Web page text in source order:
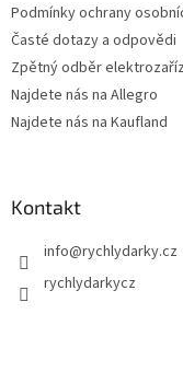
Podmínky ochrany
Časté dotazy a odpovědi
Zpětný odběr
Najdete nás na Allegro
Najdete nás na Kaufland
Kontakt
info@rychlydarky.cz
rychlydarkycz